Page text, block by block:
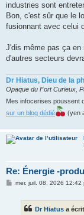
industries sont
Bon, c'est sûr que le
fusionnant avec celui
J'dis même pas ça en
d'autres secteurs
Dr Hiatus, Dieu de la
Opaque du Fort Curieux,
Mes infocerises poussent
sur un blog dédié
(yen
Re: Énergie -
Mmer. juil. 08, 2026 12:42
Dr Hiatus a